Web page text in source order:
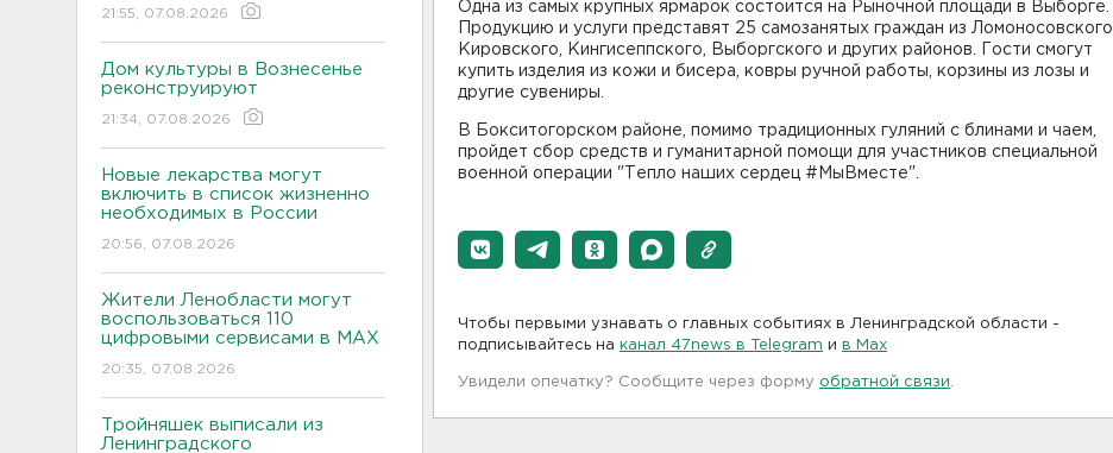
21:55, 07.08.2026
Дом культуры в Вознесенье
реконструируют
21:34, 07.08.2026
Новые лекарства могут
включить в список жизненно
необходимых в России
20:56, 07.08.2026
Жители Ленобласти могут
воспользоваться 110
цифровыми сервисами в МАХ
20:35, 07.08.2026
Тройняшек выписали из
Ленинградского
Одна из самых крупных ярмарок состоится на Рыночной площади в Выборге.
Продукцию и услуги представят 25 самозанятых граждан из Ломоносовского,
Кировского, Кингисеппского, Выборгского и других районов. Гости смогут
купить изделия из кожи и бисера, ковры ручной работы, корзины из лозы и
другие сувениры.
В Бокситогорском районе, помимо традиционных гуляний с блинами и чаем,
пройдет сбор средств и гуманитарной помощи для участников специальной
военной операции "Тепло наших сердец #МыВместе".
Чтобы первыми узнавать о главных событиях в Ленинградской области -
подписывайтесь на канал 47news в Telegram и в Maх
Увидели опечатку? Сообщите через форму обратной связи